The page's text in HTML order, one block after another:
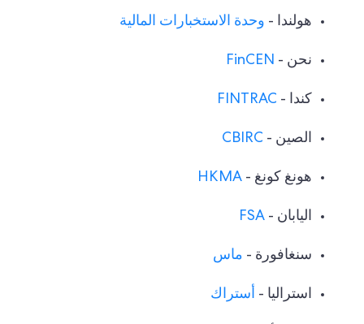
هولندا - وحدة الاستخبارات المالية
نحن - FinCEN
كندا - FINTRAC
الصين - CBIRC
هونغ كونغ - HKMA
اليابان - FSA
سنغافورة - ماس
استراليا - أستراك